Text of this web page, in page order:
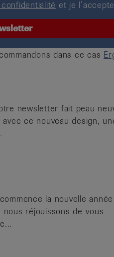
et je
dans ce cas
newsletter fait peau
ce nouveau design,
la nouvelle
réjouissons de vous